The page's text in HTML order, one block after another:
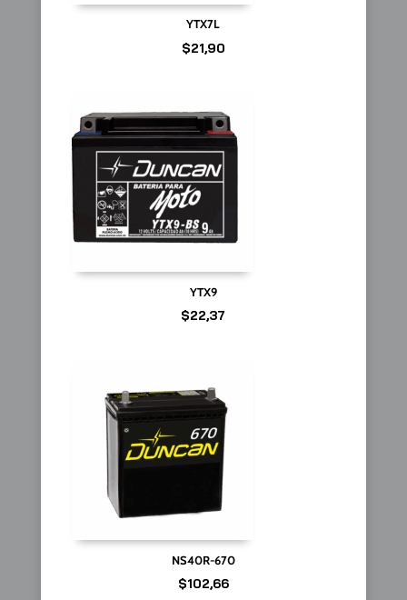
YTX7L
$21,90
YTX9
$22,37
NS40R-670
$102,66